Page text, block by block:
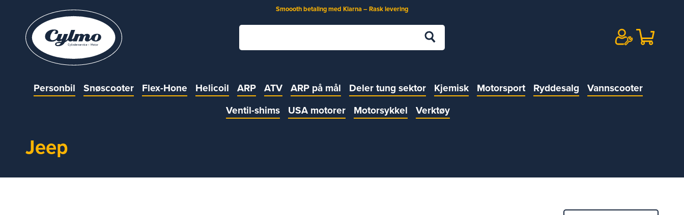
Smoooth betaling med Klarna – Rask levering
Personbil Snøscooter Flex-Hone Helicoil ARP ATV ARP på mål Deler tung sektor Kjemisk Motorsport Ryddesalg
Vannscooter
Ventil-shims
USA motorer Motorsykkel Verktøy
Jeep